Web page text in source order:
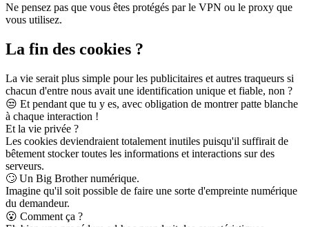
Ne pensez pas que vous êtes protégés par le VPN ou le proxy que
vous utilisez.
La fin des cookies ?
La vie serait plus simple pour les publicitaires et autres traqueurs si
chacun d'entre nous avait une identification unique et fiable, non ?
😒 Et pendant que tu y es, avec obligation de montrer patte blanche
à chaque interaction !
Et la vie privée ?
Les cookies deviendraient totalement inutiles puisqu'il suffirait de
bêtement stocker toutes les informations et interactions sur des
serveurs.
🙄 Un Big Brother numérique.
Imagine qu'il soit possible de faire une sorte d'empreinte numérique
du demandeur.
😮 Comment ça ?